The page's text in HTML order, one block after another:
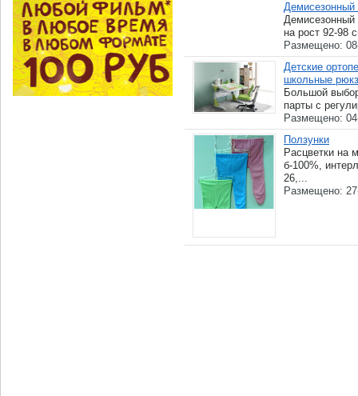
Демисезонный
Демисезонный
на рост 92-98
Размещено:
Детские
школьные
Большой
парты с
Размещено:
Ползунки
Расцветки на
б-100%,
26,...
Размещено: